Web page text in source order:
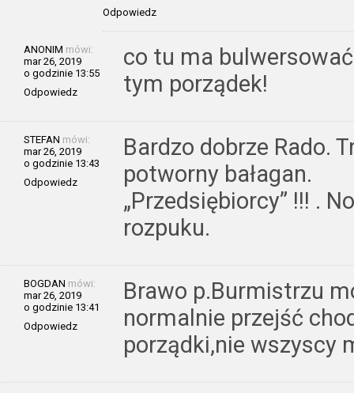
Odpowiedz
ANONIM mówi:
mar 26, 2019
o godzinie 13:55
Odpowiedz
co tu ma
tym porządek!
STEFAN mówi:
mar 26, 2019
o godzinie 13:43
Odpowiedz
Bardzo dobrze Rado.
potworny bałagan.
„Przedsiębiorcy” !!! .
rozpuku.
BOGDAN mówi:
mar 26, 2019
o godzinie 13:41
Odpowiedz
Brawo p.Burmistrzu
normalnie przejść
porządki,nie wszyscy